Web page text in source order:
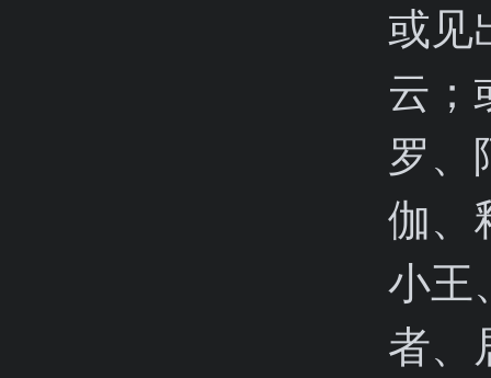
或见
云；
罗、
伽、
小王
者、